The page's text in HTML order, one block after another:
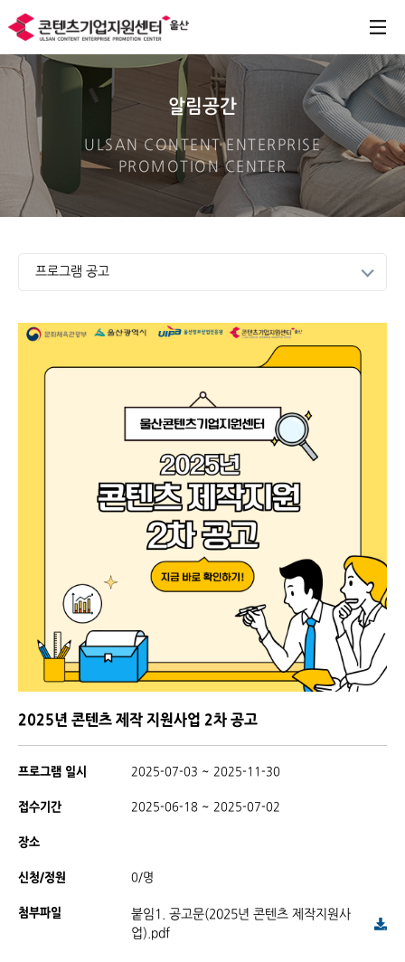
알림공간
ULSAN CONTENT ENTERPRISE
PROMOTION CENTER
프로그램 공고
2025년 콘텐츠 제작 지원사업 2차 공고
프로그램 일시 2025-07-03 ~ 2025-11-30
접수기간 2025-06-18 ~ 2025-07-02
장소
신청/정원 0/명
첨부파일
붙임1. 공고문(2025년 콘텐츠 제작지원사
업).pdf